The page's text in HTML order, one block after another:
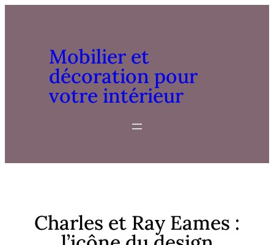
Mobilier et
décoration pour
votre intérieur
Charles et Ray Eames :